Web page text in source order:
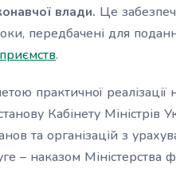
влади. Це
передбачені для
.
практичної
Кабінету
та організацій з
– наказом Міністерства